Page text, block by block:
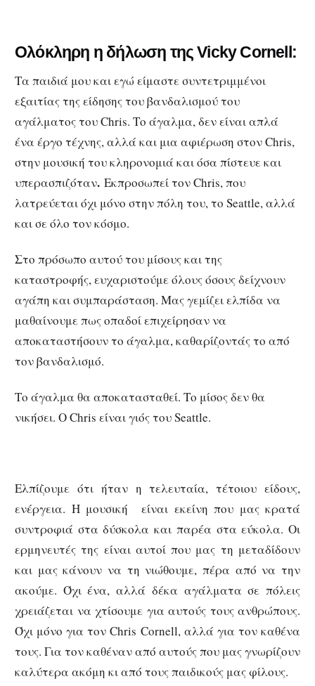
Ολόκληρη η δήλωση της Vicky Cornell:
Τα παιδιά μου και εγώ είμαστε συντετριμμένοι
εξαιτίας της είδησης του βανδαλισμού του
αγάλματος του Chris. Το άγαλμα, δεν είναι απλά
ένα έργο τέχνης, αλλά και μια αφιέρωση στον Chris,
στην μουσική του κληρονομιά και όσα πίστευε και
υπερασπιζόταν. Εκπροσωπεί τον Chris, που
λατρεύεται όχι μόνο στην πόλη του, το Seattle, αλλά
και σε όλο τον κόσμο.
Στο πρόσωπο αυτού του μίσους και της
καταστροφής, ευχαριστούμε όλους όσους δείχνουν
αγάπη και συμπαράσταση. Μας γεμίζει ελπίδα να
μαθαίνουμε πως οπαδοί επιχείρησαν να
αποκαταστήσουν το άγαλμα, καθαρίζοντάς το από
τον βανδαλισμό.
Το άγαλμα θα αποκατασταθεί. Το μίσος δεν θα
νικήσει. Ο Chris είναι γιός του Seattle.
Ελπίζουμε ότι ήταν η τελευταία, τέτοιου είδους,
ενέργεια. Η μουσική είναι εκείνη που μας κρατά
συντροφιά στα δύσκολα και παρέα στα εύκολα. Οι
ερμηνευτές της είναι αυτοί που μας τη μεταδίδουν
και μας κάνουν να τη νιώθουμε, πέρα από να την
ακούμε. Όχι ένα, αλλά δέκα αγάλματα σε πόλεις
χρειάζεται να χτίσουμε για αυτούς τους ανθρώπους.
Όχι μόνο για τον Chris Cornell, αλλά για τον καθένα
τους. Για τον καθέναν από αυτούς που μας γνωρίζουν
καλύτερα ακόμη κι από τους παιδικούς μας φίλους.